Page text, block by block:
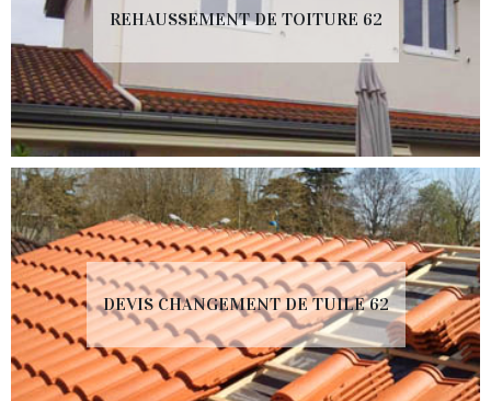
REHAUSSEMENT DE TOITURE 62
DEVIS CHANGEMENT DE TUILE 62